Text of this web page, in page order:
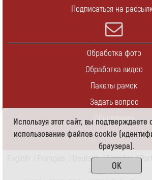
Используя этот сайт, вы подтверждаете
использование файлов cookie
браузера).
OK
Подписаться на
Обработка фото
Обработка видео
Пакеты рамок
Задать вопрос
Обновление
Контакты
Deutsch|Español|
本語|Pусский